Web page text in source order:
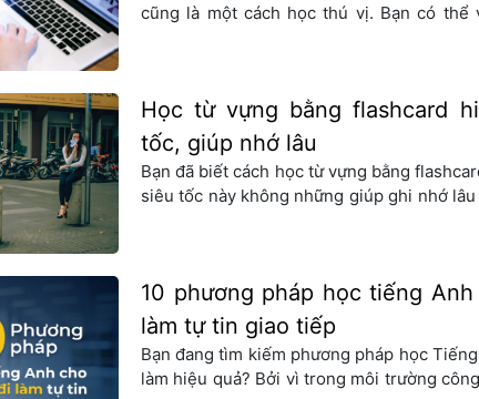
cũng là một cách học thú vị. Bạn có thể
Học từ vựng bằng flashcard
tốc, giúp nhớ lâu
Bạn đã biết cách học từ vựng bằng
siêu tốc này không những giúp ghi nhớ lâu
10 phương pháp học tiếng
làm tự tin giao tiếp
Bạn đang tìm kiếm phương pháp học
làm hiệu quả? Bởi vì trong môi trường